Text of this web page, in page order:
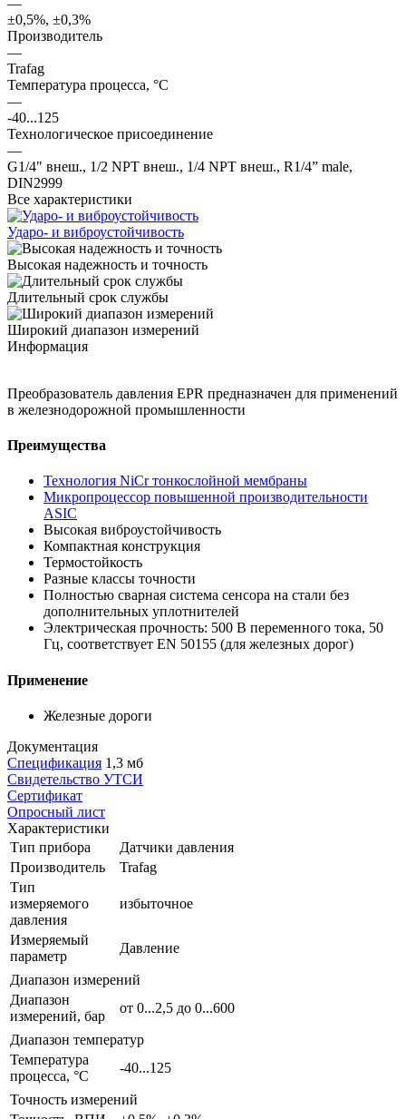
±0,5%, ±0,3%
Производитель
—
Trafag
Температура процесса, °С
—
-40...125
Технологическое присоединение
—
G1/4" внеш., 1/2 NPT внеш., 1/4 NPT внеш., R1/4” male,
DIN2999
Все характеристики
Ударо- и виброустойчивость
Высокая надежность и точность
Длительный срок службы
Широкий диапазон измерений
Информация
Преобразователь давления EPR предназначен для применений
в железнодорожной промышленности
Преимущества
Технология NiCr тонкослойной мембраны
Микропроцессор повышенной производительности
ASIC
Высокая виброустойчивость
Компактная конструкция
Термостойкость
Разные классы точности
Полностью сварная система сенсора на стали без
дополнительных уплотнителей
Электрическая прочность: 500 В переменного тока, 50
Гц, соответствует EN 50155 (для железных дорог)
Применение
Железные дороги
Документация
Спецификация 1,3 мб
Свидетельство УТСИ
Сертификат
Опросный лист
Характеристики
Тип прибора
Датчики давления
Производитель
Trafag
Тип
измеряемого
давления
избыточное
Измеряемый
параметр
Давление
Диапазон измерений
Диапазон
измерений, бар
от 0...2,5 до 0...600
Диапазон температур
Температура
процесса, °С
-40...125
Точность измерений